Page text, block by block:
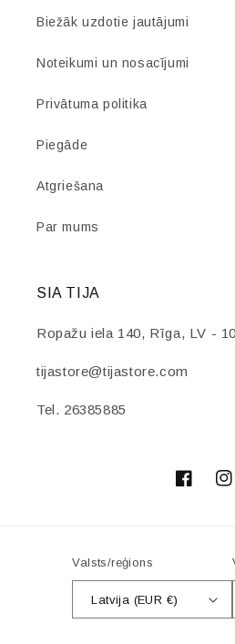
Biežāk uzdotie jautājumi
Noteikumi un nosacījumi
Privātuma politika
Piegāde
Atgriešana
Par mums
SIA TIJA
Ropažu iela 140, Rīga, LV -
tijastore@tijastore.com
Tel. 26385885
Facebook
Valsts/reģions
Latvija (EUR €)